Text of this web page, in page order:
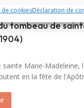
cookiesDéclaration de
tombeau de
sainte Marie-Madeleine,
en la fête de